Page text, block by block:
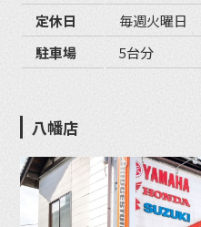
定休日
毎週火曜日
駐車場
5台分
八幡店